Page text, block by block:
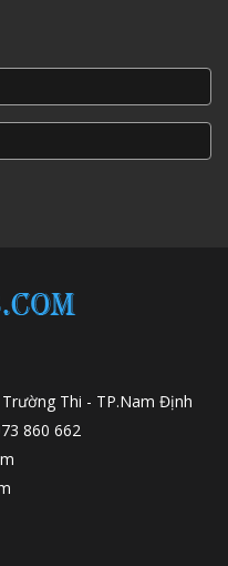
Thi - TP.Nam Định
860 662